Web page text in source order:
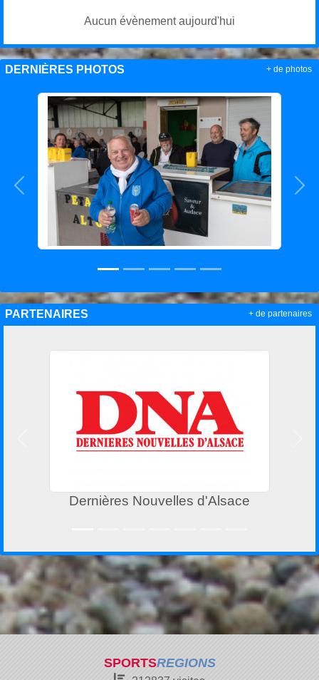
Aucun évènement aujourd'hui
DERNIÈRES PHOTOS
Précedent
+ de photos
PARTENAIRES
Nouvelles d'Alsace
+ de partenaires
SPORTSREGIONS